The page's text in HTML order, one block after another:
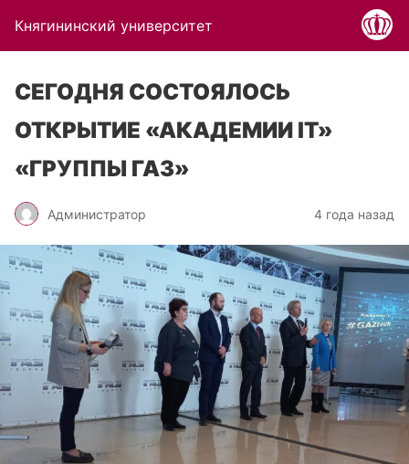
Княгининский университет
СЕГОДНЯ СОСТОЯЛОСЬ
ОТКРЫТИЕ «АКАДЕМИИ IT»
«ГРУППЫ ГАЗ»
Администратор 4 года назад